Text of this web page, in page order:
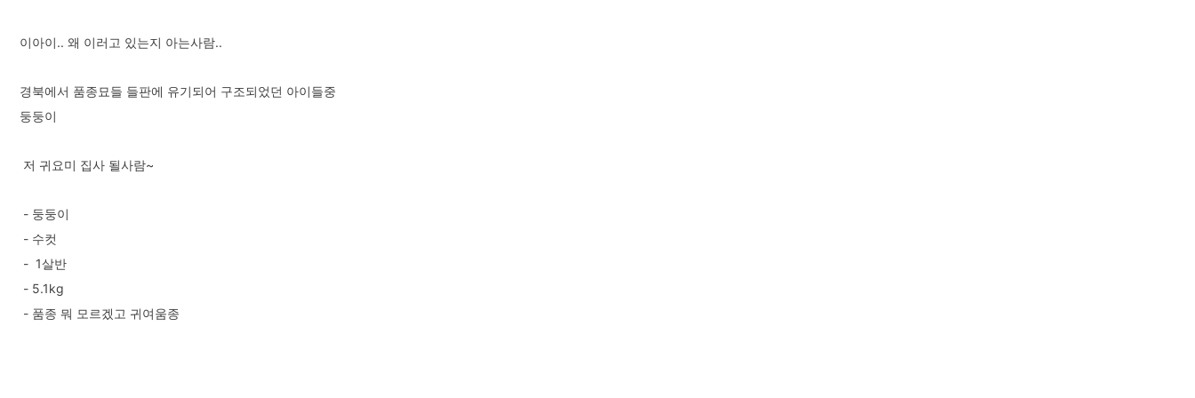
이아이.. 왜 이러고 있는지 아는사람..
경북에서 품종묘들 들판에 유기되어 구조되었던 아이들중
둥둥이
저 귀요미 집사 될사람~
- 둥둥이
- 수컷
- 1살반
- 5.1kg
- 품종 뭐 모르겠고 귀여움종